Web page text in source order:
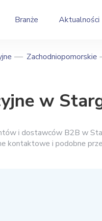
Branże Aktualności
Zachodniopomorskie
w
i dostawców B2B w
kontaktowe i podobne